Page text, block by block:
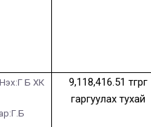
Нэх:Г Б ХК 9,118,416.51 төгрөг
гаргуулах тухай